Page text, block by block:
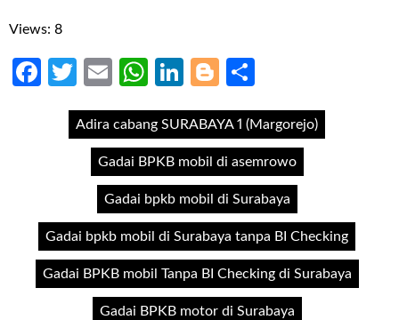
Views: 8
Facebook
Twitter
EmailWhatsApp
LinkedIn
Blogger
Adira cabang SURABAYA 1 (Margorejo)
Gadai BPKB mobil di asemrowo
Gadai bpkb mobil di Surabaya
Gadai bpkb mobil di Surabaya tanpa BI Checking
Gadai BPKB mobil Tanpa BI Checking di Surabaya
Gadai BPKB motor di Surabaya